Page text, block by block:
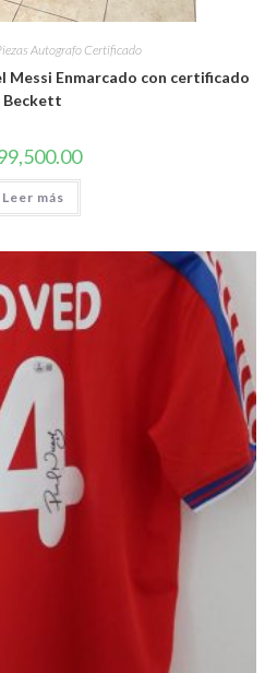
Autografo Certificado
Messi Enmarcado con certificado
Beckett
Leer más